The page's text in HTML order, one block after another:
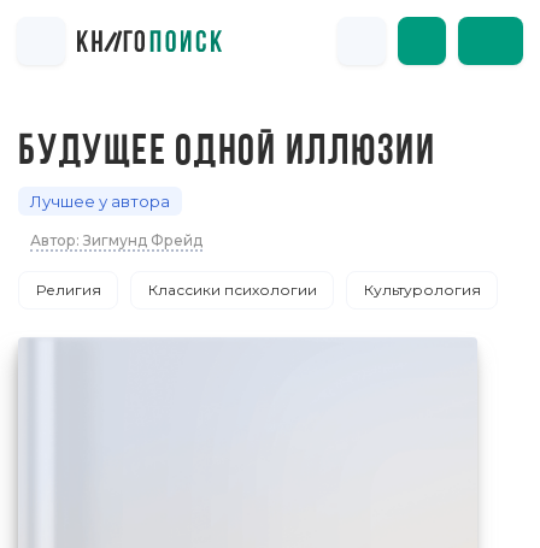
БУДУЩЕЕ ОДНОЙ ИЛЛЮЗИИ
Лучшее у автора
Автор: Зигмунд Фрейд
Религия Классики психологии Культурология